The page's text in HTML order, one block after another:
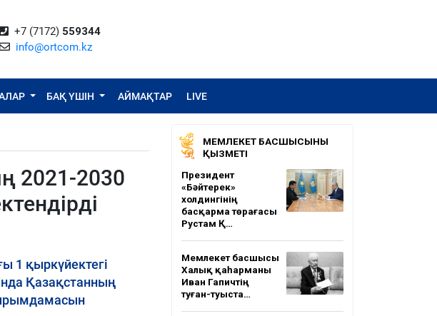
+7 (7172) 559344
info@ortcom.kz
БАҚ ҮШІН АЙМАҚТАР LIVE
2021-2030
1 қыркүйектегі
Қазақстанның
МЕМЛЕКЕТ БАСШЫСЫНЫҢ
ҚЫЗМЕТІ
Президент
«Бәйтерек»
холдингінің
басқарма төрағасы
Рустам Қ…
Мемлекет басшысы
Халық қаһарманы
Иван Гапичтің
туған-туыста…